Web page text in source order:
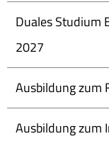
Duales Studium
2027
Ausbildung zum
Ausbildung zum